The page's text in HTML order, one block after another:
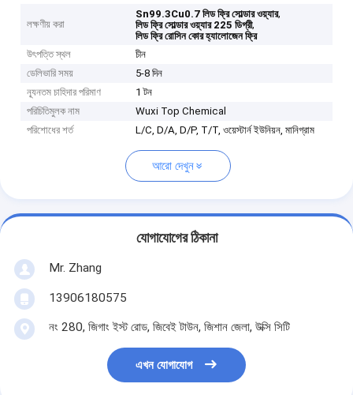
লক্ষণীয় করা
Sn99.3Cu0.7 লিড ফ্রি সোল্ডার ওয়্যার,
লিড ফ্রি সোল্ডার ওয়্যার 225 ডিগ্রী,
লিড ফ্রি রোসিন কোর হ্যালোজেন ফ্রি
উৎপত্তি স্থল
চীন
ডেলিভারি সময়
5-8 দিন
ন্যূনতম চাহিদার পরিমাণ
1 টন
পরিচিতিমুলক নাম
Wuxi Top Chemical
পরিশোধের শর্ত
L/C, D/A, D/P, T/T, ওয়েস্টার্ন ইউনিয়ন, মানিগ্রাম
আরো দেখুন
যোগাযোগের ঠিকানা
Mr. Zhang
13906180575
নং 280, জিগাং ইস্ট রোড, জিবেই টাউন, জিশান জেলা, উক্সি সিটি
এখন যোগাযোগ